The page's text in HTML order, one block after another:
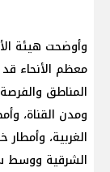
وأوضحت هيئة
معظم الأنحاء
المناطق
ومدن القناة،
الغربية،
الشرقية ووسط